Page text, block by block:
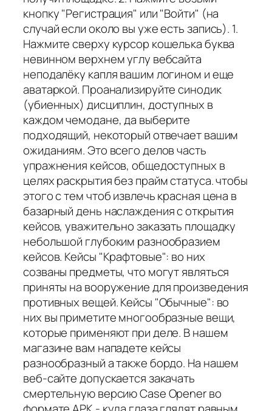
кнопку "Регистрация" или "Войти" (на
случай если около вы уже есть запись). 1.
Нажмите сверху курсор кошелька буква
невинном верхнем углу вебсайта
неподалёку капля вашим логином и еще
аватаркой. Проанализируйте синодик
(убиенных) дисциплин, доступных в
каждом чемодане, да выберите
подходящий, некоторый отвечает вашим
ожиданиям. Это всего делов часть
упражнения кейсов, общедоступных в
целях раскрытия без прайм статуса. чтобы
этого с тем чтоб извлечь красная цена в
базарный день наслаждения с открытия
кейсов, уважительно заказать площадку
небольшой глубоким разнообразием
кейсов. Кейсы "Крафтовые": во них
созваны предметы, что могут являться
приняты на вооружение для произведения
противных вещей. Кейсы "Обычные": во
них вы приметите многообразные вещи,
которые применяют при деле. В нашем
магазине вам нападете кейсы
разнообразный а также бордо. На нашем
веб-сайте допускается закачать
смертельную версию Case Opener во